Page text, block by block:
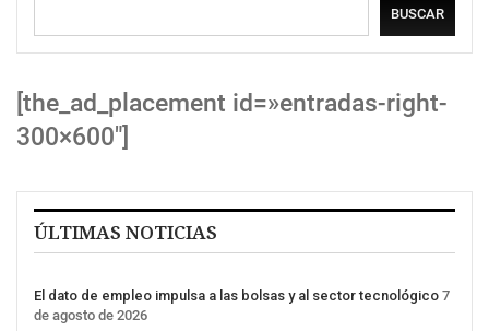
BUSCAR
[the_ad_placement id=»entradas-right-
300×600″]
ÚLTIMAS NOTICIAS
El dato de empleo impulsa a las bolsas y al sector tecnológico 7
de agosto de 2026